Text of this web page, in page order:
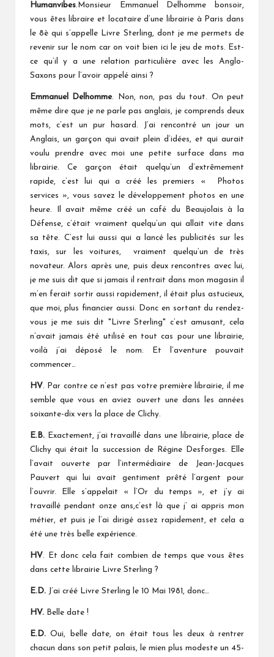
Humanvibes.Monsieur Emmanuel Delhomme bonsoir,
vous êtes libraire et locataire d’une librairie à Paris dans
le 8è qui s’appelle Livre Sterling, dont je me permets de
revenir sur le nom car on voit bien ici le jeu de mots. Est-
ce qu’il y a une relation particulière avec les Anglo-
Saxons pour l’avoir appelé ainsi ?
Emmanuel Delhomme. Non, non, pas du tout. On peut
même dire que je ne parle pas anglais, je comprends deux
mots, c’est un pur hasard. J’ai rencontré un jour un
Anglais, un garçon qui avait plein d’idées, et qui aurait
voulu prendre avec moi une petite surface dans ma
librairie. Ce garçon était quelqu’un d’extrêmement
rapide, c’est lui qui a créé les premiers « Photos
services », vous savez le développement photos en une
heure. Il avait même créé un café du Beaujolais à la
Défense, c’était vraiment quelqu’un qui allait vite dans
sa tête. C’est lui aussi qui a lancé les publicités sur les
taxis, sur les voitures, vraiment quelqu’un de très
novateur. Alors après une, puis deux rencontres avec lui,
je me suis dit que si jamais il rentrait dans mon magasin il
m’en ferait sortir aussi rapidement, il était plus astucieux,
que moi, plus financier aussi. Donc en sortant du rendez-
vous je me suis dit "Livre Sterling" c’est amusant, cela
n’avait jamais été utilisé en tout cas pour une librairie,
voilà j’ai déposé le nom. Et l’aventure pouvait
commencer…
HV. Par contre ce n’est pas votre première librairie, il me
semble que vous en aviez ouvert une dans les années
soixante-dix vers la place de Clichy.
E.B. Exactement, j’ai travaillé dans une librairie, place de
Clichy qui était la succession de Régine Desforges. Elle
l’avait ouverte par l’intermédiaire de Jean-Jacques
Pauvert qui lui avait gentiment prêté l’argent pour
l’ouvrir. Elle s’appelait « l’Or du temps », et j’y ai
travaillé pendant onze ans,c’est là que j’ ai appris mon
métier, et puis je l’ai dirigé assez rapidement, et cela a
été une très belle expérience.
HV. Et donc cela fait combien de temps que vous êtes
dans cette librairie Livre Sterling ?
E.D. J’ai créé Livre Sterling le 10 Mai 1981, donc…
HV. Belle date !
E.D.Oui, belle date, on était tous les deux à rentrer
chacun dans son petit palais, le mien plus modeste un 45-